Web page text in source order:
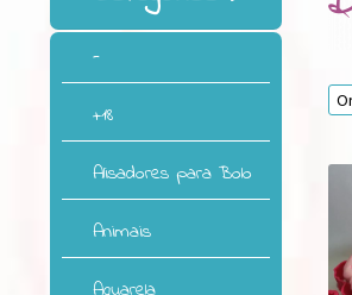
-
+18
Alisadores para Bolo
Animais